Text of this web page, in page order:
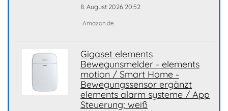
8. August 2026 20:52
Amazon.de
Gigaset elements
Bewegunsmelder - elements
motion / Smart Home -
Bewegungssensor ergänzt
elements alarm systeme / App
Steuerung; weiß